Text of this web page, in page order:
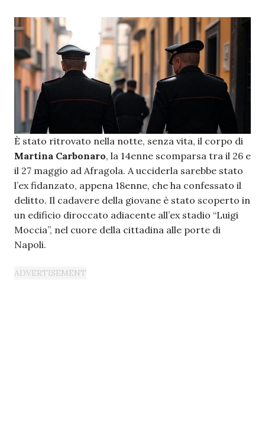
È stato ritrovato nella notte, senza vita, il corpo di
Martina Carbonaro, la 14enne scomparsa tra il 26 e
il 27 maggio ad Afragola. A ucciderla sarebbe stato
l’ex fidanzato, appena 18enne, che ha confessato il
delitto. Il cadavere della giovane è stato scoperto in
un edificio diroccato adiacente all’ex stadio “Luigi
Moccia”, nel cuore della cittadina alle porte di
Napoli.